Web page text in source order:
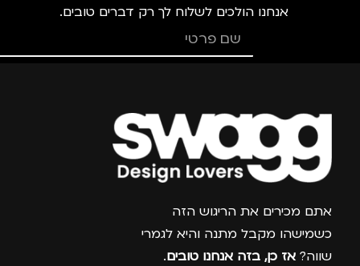
אנחנו הולכים לשלוח לך רק דברים טובים.
צרפו אותי למועדון
אתם מכירים את הריגוש הזה
כשמישהו מקבל מתנה והיא לגמרי
שווה? אז כן, בזה אנחנו טובים.